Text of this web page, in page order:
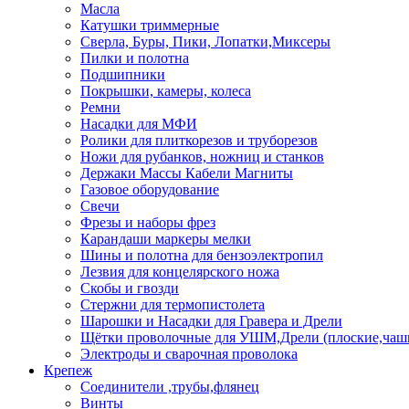
Масла
Катушки триммерные
Сверла, Буры, Пики, Лопатки,Миксеры
Пилки и полотна
Подшипники
Покрышки, камеры, колеса
Ремни
Насадки для МФИ
Ролики для плиткорезов и труборезов
Ножи для рубанков, ножниц и станков
Держаки Массы Кабели Магниты
Газовое оборудование
Свечи
Фрезы и наборы фрез
Карандаши маркеры мелки
Шины и полотна для бензоэлектропил
Лезвия для концелярского ножа
Скобы и гвозди
Стержни для термопистолета
Шарошки и Насадки для Гравера и Дрели
Щётки проволочные для УШМ,Дрели
Электроды и сварочная проволока
Крепеж
Соединители ,трубы,флянец
Винты